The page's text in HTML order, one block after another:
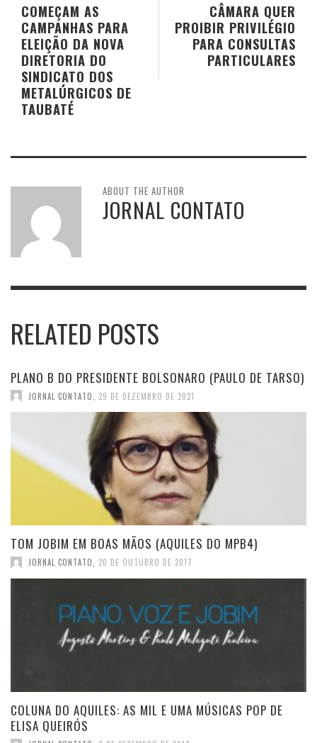
CÂMARA QUER
PROIBIR PRIVILÉGIO
PARA CONSULTAS
PARTICULARES
COMEÇAM AS
CAMPANHAS PARA
ELEIÇÃO DA NOVA
DIRETORIA DO
SINDICATO DOS
METALÚRGICOS DE
TAUBATÉ
ABOUT THE AUTHOR
JORNAL CONTATO
RELATED POSTS
PLANO B DO PRESIDENTE BOLSONARO (PAULO DE TARSO)
JORNAL CONTATO 29 DE DEZEMBRO DE 2021
TOM JOBIM EM BOAS MÃOS (AQUILES DO MPB4)
JORNAL CONTATO 20 DE OUTUBRO DE 2017
COLUNA DO AQUILES: AS MIL E UMA MÚSICAS POP DE
ELISA QUEIRÓS